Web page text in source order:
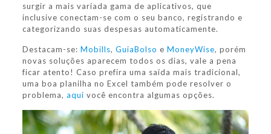
surgir a mais variada gama de aplicativos, que
inclusive conectam-se com o seu banco, registrando e
categorizando suas despesas automaticamente.
Destacam-se:Mobills,GuiaBolso eMoneyWise, porém
novas soluções aparecem todos os dias, vale a pena
ficar atento! Caso prefira uma saída mais tradicional,
uma boa planilha no Excel também pode resolver o
problema,aqui você encontra algumas opções.